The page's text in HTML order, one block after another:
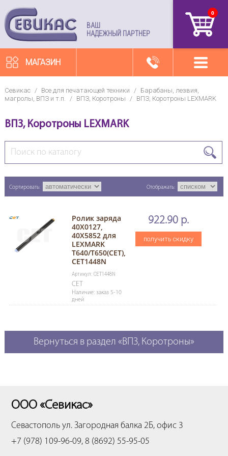
ВАШ
НАДЕЖНЫЙ ПАРТНЕР
0
МАГАЗИН
Севикас / Все для печатающей техники /
Барабаны, лезвия,
магролы, ВПЗ и т.п. / ВПЗ, Коротроны / ВПЗ, Коротроны LEXMARK
ВПЗ, Коротроны LEXMARK
Сортировать: Отображать:
Ролик заряда
40X0127,
40X5852 для
LEXMARK
T640/T650(CET),
CET1448N
Артикул: CET1448N
CET
Наличие: заказ 5-10
дней
922.90 р.
получить скидку
Вернуться в раздел «ВПЗ, Коротроны»
ООО «Севикас»
Севастополь ул. Загородная балка 2Б, офис 3
+7 (978) 109-96-09, 8 (8692) 55-95-05